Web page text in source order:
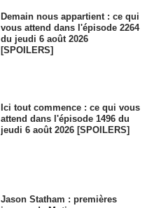
Demain nous appartient : ce qui
vous attend dans l'épisode 2264
du jeudi 6 août 2026
[SPOILERS]
Ici tout commence : ce qui vous
attend dans l'épisode 1496 du
jeudi 6 août 2026 [SPOILERS]
Jason Statham : premières